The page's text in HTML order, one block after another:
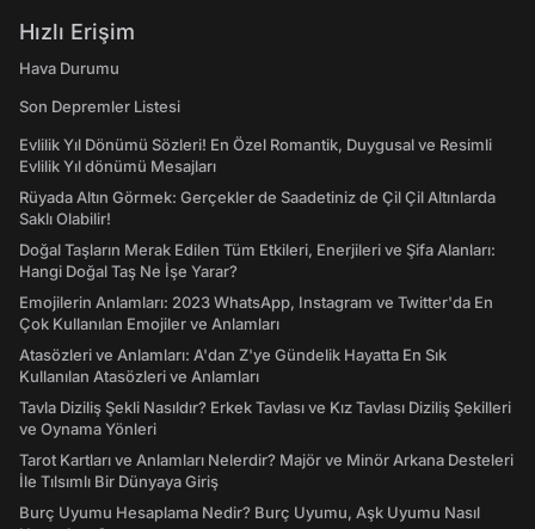
Hızlı Erişim
Hava Durumu
Son Depremler Listesi
Evlilik Yıl Dönümü Sözleri! En Özel Romantik, Duygusal ve Resimli
Evlilik Yıl dönümü Mesajları
Rüyada Altın Görmek: Gerçekler de Saadetiniz de Çil Çil Altınlarda
Saklı Olabilir!
Doğal Taşların Merak Edilen Tüm Etkileri, Enerjileri ve Şifa Alanları:
Hangi Doğal Taş Ne İşe Yarar?
Emojilerin Anlamları: 2023 WhatsApp, Instagram ve Twitter'da En
Çok Kullanılan Emojiler ve Anlamları
Atasözleri ve Anlamları: A'dan Z'ye Gündelik Hayatta En Sık
Kullanılan Atasözleri ve Anlamları
Tavla Diziliş Şekli Nasıldır? Erkek Tavlası ve Kız Tavlası Diziliş Şekilleri
ve Oynama Yönleri
Tarot Kartları ve Anlamları Nelerdir? Majör ve Minör Arkana Desteleri
İle Tılsımlı Bir Dünyaya Giriş
Burç Uyumu Hesaplama Nedir? Burç Uyumu, Aşk Uyumu Nasıl